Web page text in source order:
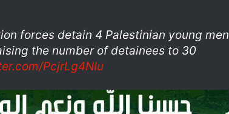
forces detain 4 Palestinian young men
the number of detainees to 30
PcjrLg4NIu